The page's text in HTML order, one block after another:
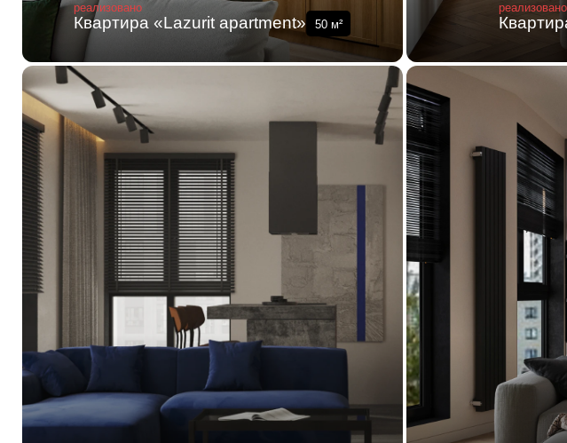
реализовано
Квартира «Lazurit apartment» 50м²
реализовано